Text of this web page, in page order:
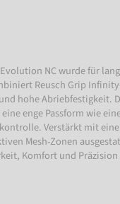
NC wurde für
Reusch Grip
hohe Abriebfestigkeit.
enge Passform wie
Verstärkt mit
Mesh-Zonen
Komfort und